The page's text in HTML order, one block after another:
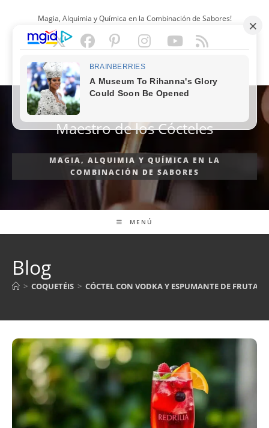
contenido
Magia, Alquimia y Química en la Combinación de Sabores!
ESPAÑOL
Maestro de los Cócteles
MAGIA, ALQUIMIA Y QUÍMICA EN LA
COMBINACIÓN DE SABORES
MENÚ
Blog
> COQUETÉIS > CÓCTEL CON VODKA Y ESPUMANTE DE FRUTAS